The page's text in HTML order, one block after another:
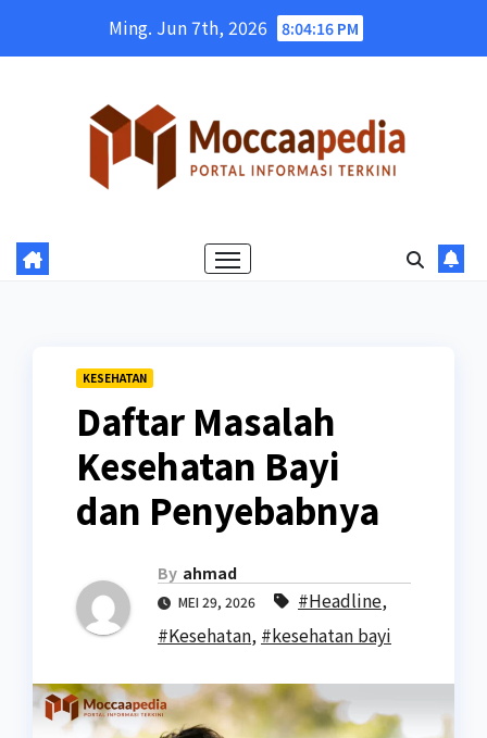
Ming. Jun 7th, 2026 8:04:17 PM
KESEHATAN
Daftar Masalah
Kesehatan Bayi
dan Penyebabnya
By ahmad
MEI 29, 2026 #Headline,
#Kesehatan, #kesehatan bayi